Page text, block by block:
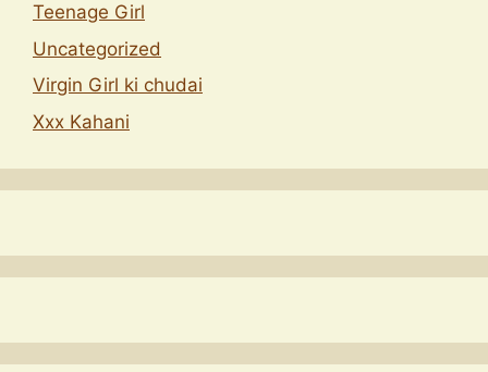
Teenage Girl
Uncategorized
Virgin Girl ki chudai
Xxx Kahani